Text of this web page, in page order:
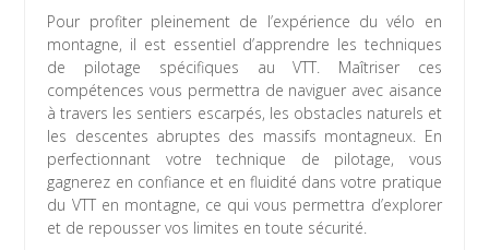
Pour profiter pleinement de l’expérience du vélo en
montagne, il est essentiel d’apprendre les techniques
de pilotage spécifiques au VTT. Maîtriser ces
compétences vous permettra de naviguer avec aisance
à travers les sentiers escarpés, les obstacles naturels et
les descentes abruptes des massifs montagneux. En
perfectionnant votre technique de pilotage, vous
gagnerez en confiance et en fluidité dans votre pratique
du VTT en montagne, ce qui vous permettra d’explorer
et de repousser vos limites en toute sécurité.